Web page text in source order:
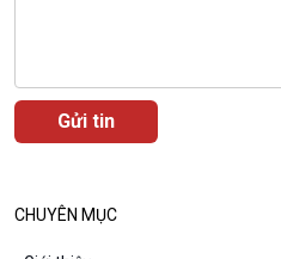
CHUYÊN MỤC